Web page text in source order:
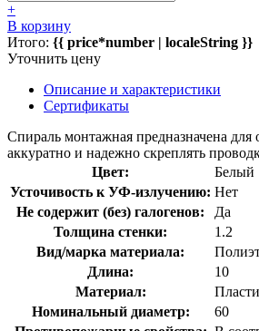
+
В корзину
Итого: {{ price*number | localeString }}
Уточнить цену
Описание и характеристики
Сертификаты
Спираль монтажная предназначена
аккуратно и надежно скреплять
Цвет:
Белый
Усточивость к УФ-излучению: Нет
Не содержит (без) галогенов:
Да
Толщина стенки:
1.2
Вид/марка материала:
Длина:
10
Материал:
Номинальный диаметр:
60